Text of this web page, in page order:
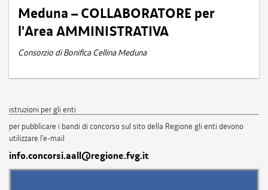
Meduna – COLLABORATORE per
l'Area AMMINISTRATIVA
Consorzio di Bonifica Cellina Meduna
istruzioni per gli enti
per pubblicare i bandi di concorso sul sito della Regione gli enti devono
utilizzare l'e-mail
info.concorsi.aall@regione.fvg.it